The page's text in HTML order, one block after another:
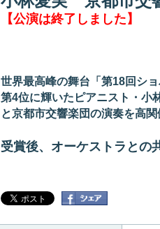
【公演は終了しました】
世界最高峰の舞台「第18回シ
第4位に輝いたピアニスト・小
と京都市交響楽団の演奏を高
受賞後、オーケストラとの